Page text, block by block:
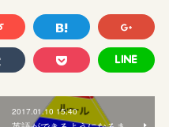
2017.01.10 15:40